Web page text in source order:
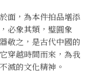
面，為本件拍品增添
必象其類，璧圓象
敬之，是古代中國的
穿越時間而來，為我
滅的文化精神。